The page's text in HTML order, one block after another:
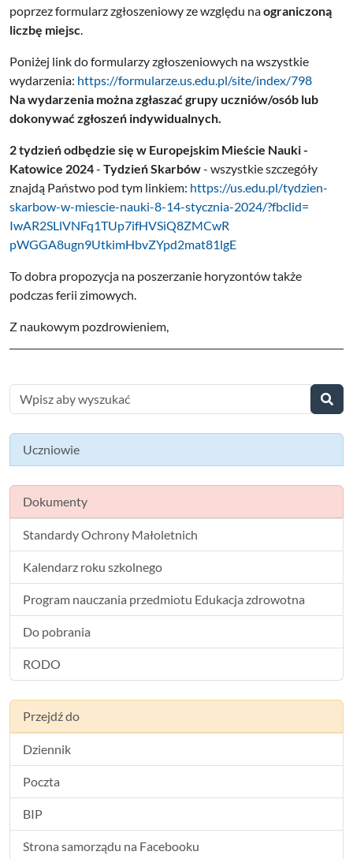
poprzez formularz zgłoszeniowy ze względu naograniczoną
liczbę miejsc.
Poniżej link do formularzy zgłoszeniowych na wszystkie
wydarzenia: https://formularze.us.edu.pl/site/index/798
Na wydarzenia można zgłaszać grupy uczniów/osób lub
dokonywać zgłoszeń indywidualnych.
2 tydzień odbędzie się w Europejskim Mieście Nauki -
Katowice 2024- Tydzień Skarbów- wszystkie szczegóły
znajdą Państwo pod tym linkiem: https://us.edu.pl/tydzien-
skarbow-w-miescie-nauki-8-14-stycznia-2024/?fbclid=
IwAR2SLlVNFq1TUp7ifHVSiQ8ZMCwR
pWGGA8ugn9UtkimHbvZYpd2mat81lgE
To dobra propozycja na poszerzanie horyzontów także
podczas ferii zimowych.
Z naukowym pozdrowieniem,
Uczniowie
Dokumenty
Standardy Ochrony Małoletnich
Kalendarz roku szkolnego
Program nauczania przedmiotu Edukacja zdrowotna
Do pobrania
RODO
Przejdź do
Dziennik
Poczta
BIP
Strona samorządu na Facebooku